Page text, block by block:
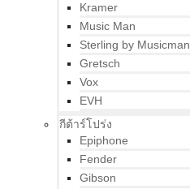
Kramer
Music Man
Sterling by Musicman
Gretsch
Vox
EVH
กีต้าร์โปร่ง
Epiphone
Fender
Gibson